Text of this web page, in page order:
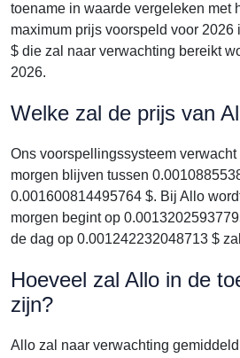
toename in waarde vergeleken met
maximum prijs voorspeld voor
$ die zal naar verwachting bereikt
2026.
Welke zal de prijs van
Ons voorspellingssysteem verwacht
morgen blijven tussen
0.001600814495764 $. Bij Allo
morgen begint op
de dag op 0.001242232048713 $
Hoeveel zal Allo in de
zijn?
Allo zal naar verwachting